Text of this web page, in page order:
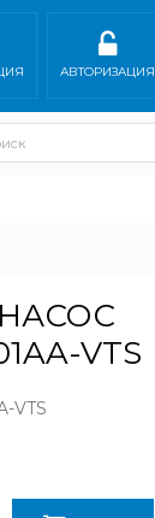
АВТОРИЗАЦИЯ
VTS
VTS